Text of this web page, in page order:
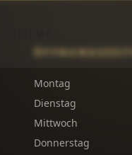
Montag
Dienstag
Mittwoch
Donnerstag